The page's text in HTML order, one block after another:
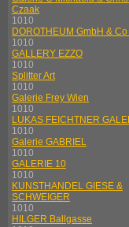
Czaak
1010
DOROTHEUM GmbH & Co
1010
GALLERY EZZO
1010
Splitter Art
1010
Galerie Frey Wien
1010
LUKAS FEICHTNER
1010
Galerie GABRIEL
1010
GALERIE 10
1010
KUNSTHANDEL GIESE &
SCHWEIGER
1010
HILGER Ballgasse